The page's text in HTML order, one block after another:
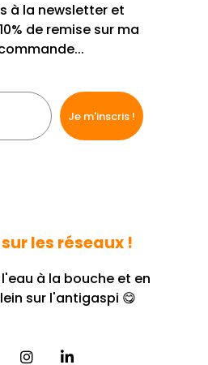
à la newsletter et
de remise sur ma
les réseaux !
à la bouche et en
sur l'antigaspi 😋